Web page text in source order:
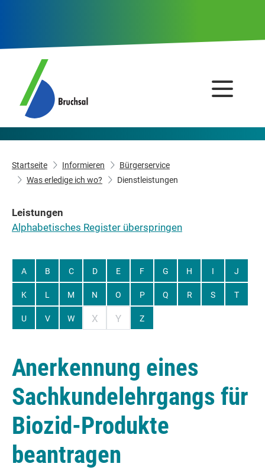
Startseite Informieren
Bürgerservice
Was erledige ich wo?
Dienstleistungen
Leistungen
Alphabetisches Register überspringen
A B C D E F G H I J
K L M N O P Q R S T
U V W X Y Z
Anerkennung eines
Sachkundelehrgangs für
Biozid-Produkte
beantragen